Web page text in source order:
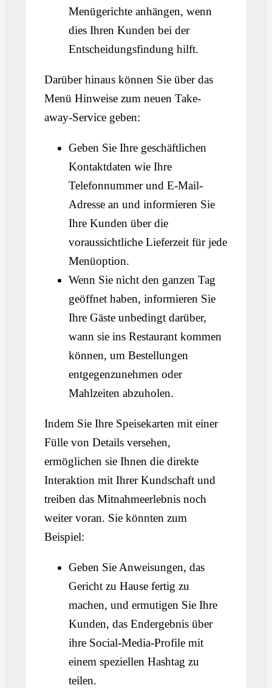
Menügerichte anhängen, wenn
dies Ihren Kunden bei der
Entscheidungsfindung hilft.
Darüber hinaus können Sie über das
Menü Hinweise zum neuen Take-
away-Service geben:
Geben Sie Ihre geschäftlichen
Kontaktdaten wie Ihre
Telefonnummer und E-Mail-
Adresse an und informieren Sie
Ihre Kunden über die
voraussichtliche Lieferzeit für jede
Menüoption.
Wenn Sie nicht den ganzen Tag
geöffnet haben, informieren Sie
Ihre Gäste unbedingt darüber,
wann sie ins Restaurant kommen
können, um Bestellungen
entgegenzunehmen oder
Mahlzeiten abzuholen.
Indem Sie Ihre Speisekarten mit einer
Fülle von Details versehen,
ermöglichen sie Ihnen die direkte
Interaktion mit Ihrer Kundschaft und
treiben das Mitnahmeerlebnis noch
weiter voran. Sie könnten zum
Beispiel:
Geben Sie Anweisungen, das
Gericht zu Hause fertig zu
machen, und ermutigen Sie Ihre
Kunden, das Endergebnis über
ihre Social-Media-Profile mit
einem speziellen Hashtag zu
teilen.